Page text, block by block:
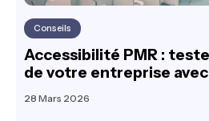
Conseils
Accessibilité PMR :
de votre entreprise
28 Mars 2026